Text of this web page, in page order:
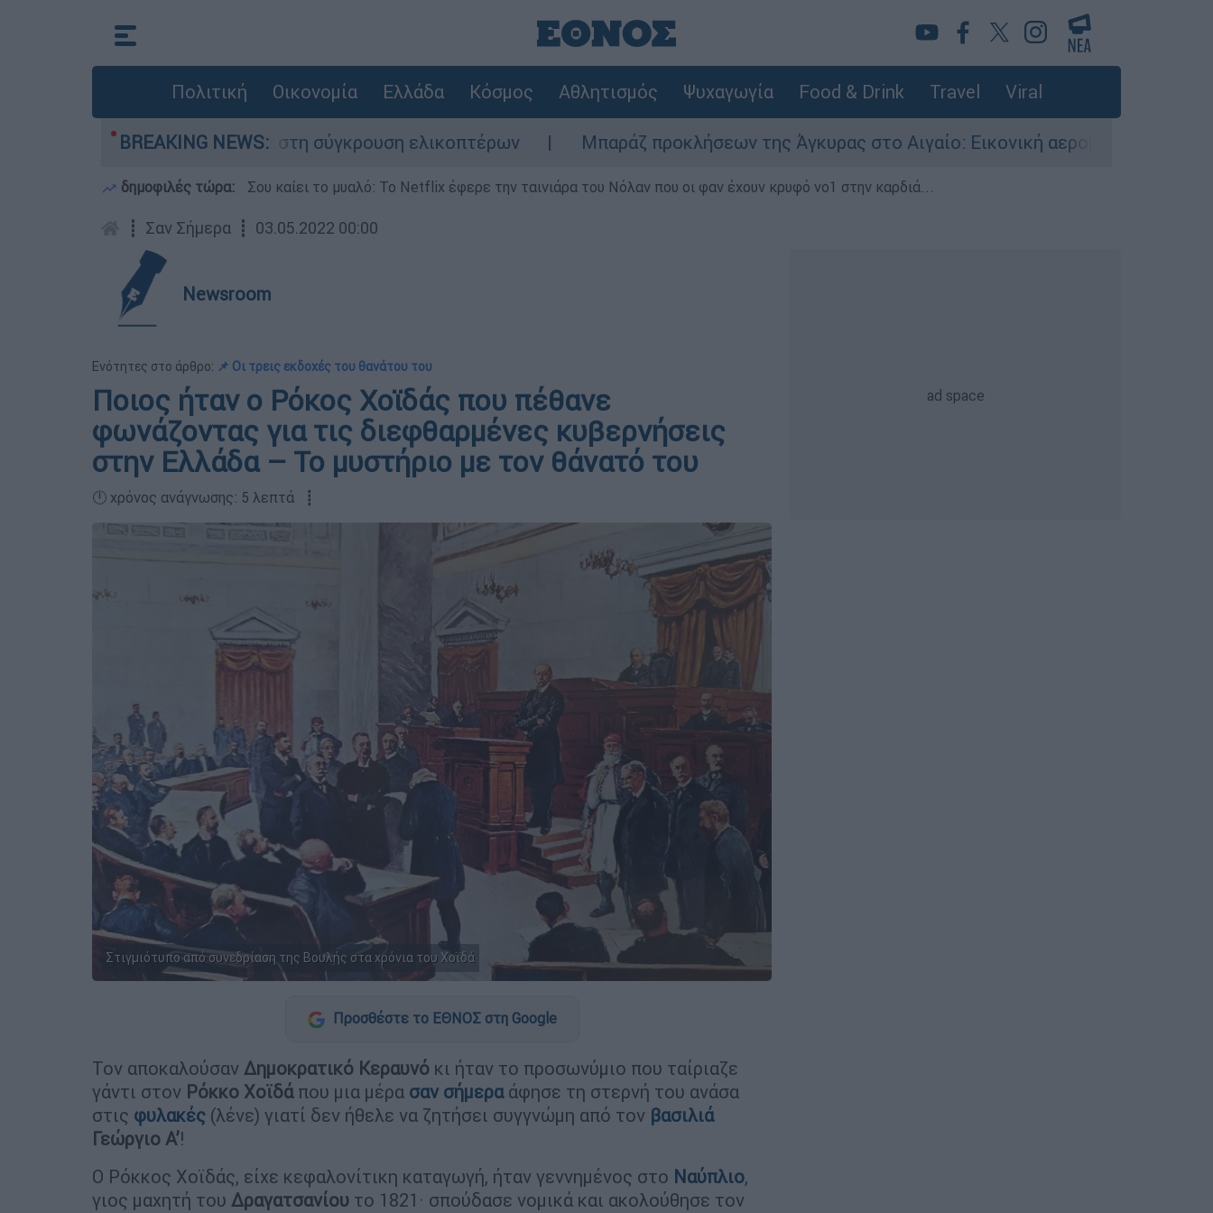
Πολιτική Οικονομία Ελλάδα Κόσμος Αθλητισμός Ψυχαγωγία Food & Drink Travel Viral
BREAKING NEWS:
έχασε τη ζωή του στη σύγκρουση ελικοπτέρων Μπαράζ προκλήσεων της Άγκυρας στο Αιγαίο: Εικονική αερομαχία ανάμεσα σε ελληνικά
δημοφιλές τώρα: Σου καίει το μυαλό: Το Netflix έφερε την ταινιάρα του Νόλαν που οι φαν έχουν κρυφό νο1 στην καρδιά...
┋ Σαν Σήμερα ┋ 03.05.2022 00:00
Newsroom
Ενότητες στο άρθρο: 📌 Οι τρεις εκδοχές του θανάτου του
Ποιος ήταν ο Ρόκος Χοϊδάς που πέθανε
φωνάζοντας για τις διεφθαρμένες κυβερνήσεις
στην Ελλάδα – Το μυστήριο με τον θάνατό του
🕛 χρόνος ανάγνωσης: 5 λεπτά ┋
Στιγμιότυπο από συνεδρίαση της Βουλής στα χρόνια του Χοϊδά
Προσθέστε το ΕΘΝΟΣ στη Google
Τον αποκαλούσαν Δημοκρατικό Κεραυνό κι ήταν το προσωνύμιο που ταίριαζε
γάντι στον Ρόκκο Χοϊδάπου μια μέρα σαν σήμεραάφησε τη στερνή του ανάσα
στις φυλακές (λένε) γιατί δεν ήθελε να ζητήσει συγγνώμη από τον βασιλιά
Γεώργιο Α’!
Ο Ρόκκος Χοϊδάς, είχε κεφαλονίτικη καταγωγή, ήταν γεννημένος στο Ναύπλιο,
γιος μαχητή του Δραγατσανίου το 1821· σπούδασε νομικά και ακολούθησε τον